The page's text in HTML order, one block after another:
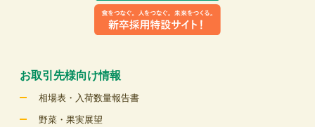
お取引先様向け情報
相場表・入荷数量報告書
野菜・果実展望